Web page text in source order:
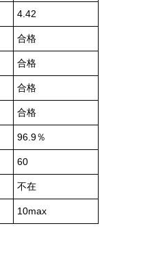
4.42
合格
合格
合格
合格
96.9％
60
不在
10max